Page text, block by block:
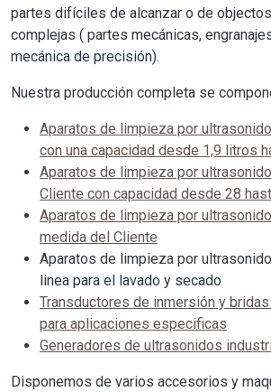
partes difíciles de alcanzar o de
complejas ( partes mecánicas,
mecánica de precisión).
Nuestra producción completa se
Aparatos de limpieza por
con una capacidad desde 1,9 litros
Aparatos de limpieza por
Cliente con capacidad desde 28
Aparatos de limpieza por
medida del Cliente
Aparatos de limpieza por
linea para el lavado y secado
Transductores de inmersión y
para aplicaciones especificas
Generadores de ultrasonidos
Disponemos de varios accesorios y